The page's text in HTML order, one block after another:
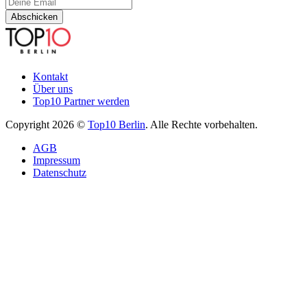
Abschicken
Kontakt
Über uns
Top10 Partner werden
Copyright 2026 © Top10 Berlin. Alle Rechte vorbehalten.
AGB
Impressum
Datenschutz